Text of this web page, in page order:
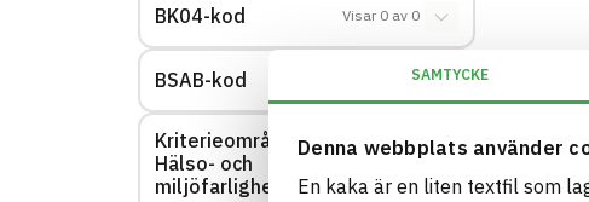
SAMTYCKE
Denna webbplats använder
En kaka är en liten textfil som
BK04-kod Visar 0 av 0
BSAB-kod 0
Kriterieområde:
Hälso- och
miljöfarlighet
0